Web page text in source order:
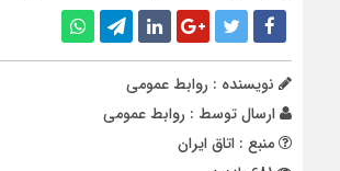
نویسنده : روابط عمومی
ارسال توسط : روابط عمومی
منبع : اتاق ایران